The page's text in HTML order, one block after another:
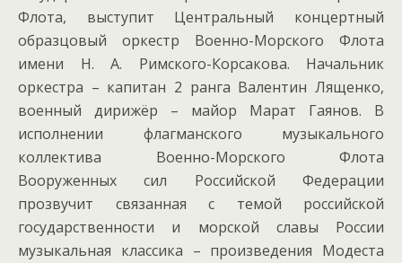
Флота, выступит Центральный концертный
образцовый оркестр Военно-Морского Флота
имени Н. А. Римского-Корсакова. Начальник
оркестра – капитан 2 ранга Валентин Лященко,
военный дирижёр – майор Марат Гаянов. В
исполнении флагманского музыкального
коллектива Военно-Морского Флота
Вооруженных сил Российской Федерации
прозвучит связанная с темой российской
государственности и морской славы России
музыкальная классика – произведения Модеста